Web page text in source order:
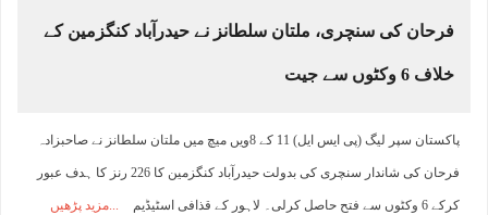
فرحان کی سنچری، ملتان سلطانز نے حیدرآباد کنگزمین کے
خلاف 6 وکٹوں سے جیت
پاکستان سپر لیگ (پی ایس ایل) 11 کے 8ویں میچ میں ملتان سلطانز نے صاحبزادہ
فرحان کی شاندار سنچری کی بدولت حیدرآباد کنگزمین کا 226 رنز کا ہدف عبور
کرکے 6 وکٹوں سے فتح حاصل کرلی۔ لاہور کے قذافی اسٹیڈیم مزید پڑھیں